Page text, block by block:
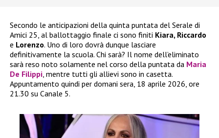
Secondo le anticipazioni della quinta puntata del Serale di
Amici 25, al ballottaggio finale ci sono finiti Kiara, Riccardo
e Lorenzo. Uno di loro dovrà dunque lasciare
definitivamente la scuola. Chi sarà? Il nome dell’eliminato
sarà reso noto solamente nel corso della puntata da Maria
De Filippi , mentre tutti gli allievi sono in casetta.
Appuntamento quindi per domani sera, 18 aprile 2026, ore
21.30 su Canale 5.